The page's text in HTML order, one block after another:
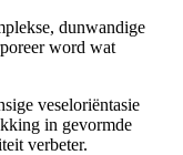
dunwandige
word wat
veseloriëntasie
in gevormde
verbeter.